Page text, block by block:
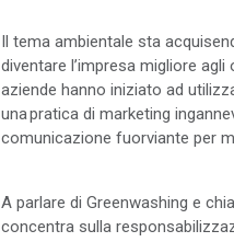
Il tema ambientale sta
diventare l’impresa migliore
aziende hanno iniziato ad
una pratica di marketing
comunicazione fuorviante per
A parlare di Greenwashing e
concentra sulla